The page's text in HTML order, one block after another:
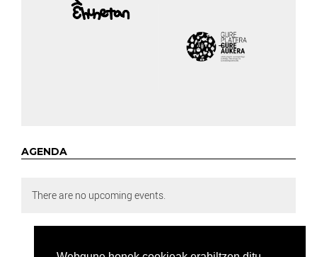
AGENDA
There are no upcoming events.